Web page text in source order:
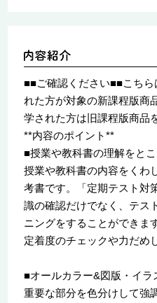
■■ご確認ください■■こちら
れた方が対象の新課程版商
学された方は旧課程版商品
**内容のポイント**
■授業や教科書の理解をとこ
授業や教科書の内容をくわ
考書です。「定期テスト対
識の確認だけでなく、テス
ニングをすることができま
定着度のチェックや力だめ
■オールカラー&図版・イラ
重要な部分を色分けして強